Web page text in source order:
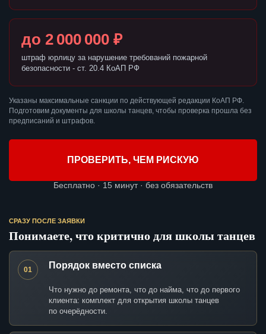
до 2 000 000 ₽
штраф юрлицу за нарушение требований пожарной
безопасности - ст. 20.4 КоАП РФ
Указаны максимальные санкции по действующей редакции КоАП РФ.
Подготовим документы для школы танцев, чтобы проверка прошла без
предписаний и штрафов.
ПРОВЕРИТЬ, ЧЕМ РИСКУЮ
Бесплатно · 15 минут · без обязательств
СРАЗУ ПОСЛЕ ЗАЯВКИ
Понимаете, что критично для школы танцев
01 Порядок вместо списка
Что нужно до ремонта, что до найма, что до первого
клиента: комплект для открытия школы танцев
по очерёдности.